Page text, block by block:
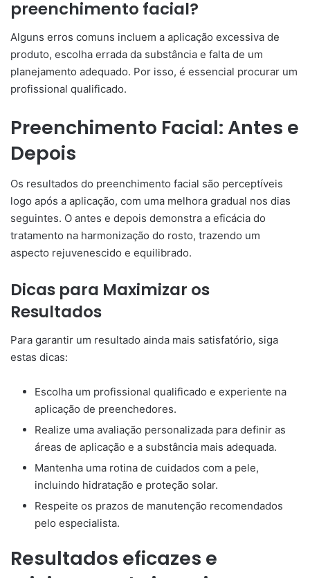
preenchimento facial?
Alguns erros comuns incluem a aplicação excessiva de
produto, escolha errada da substância e falta de um
planejamento adequado. Por isso, é essencial procurar um
profissional qualificado.
Preenchimento Facial: Antes e
Depois
Os resultados do preenchimento facial são perceptíveis
logo após a aplicação, com uma melhora gradual nos dias
seguintes. O antes e depois demonstra a eficácia do
tratamento na harmonização do rosto, trazendo um
aspecto rejuvenescido e equilibrado.
Dicas para Maximizar os
Resultados
Para garantir um resultado ainda mais satisfatório, siga
estas dicas:
Escolha um profissional qualificado e experiente na
aplicação de preenchedores.
Realize uma avaliação personalizada para definir as
áreas de aplicação e a substância mais adequada.
Mantenha uma rotina de cuidados com a pele,
incluindo hidratação e proteção solar.
Respeite os prazos de manutenção recomendados
pelo especialista.
Resultados eficazes e